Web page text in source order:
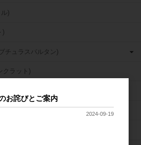
)
)
チュラスパルタン)
クラット)
)
タル)
お詫びとご案内
2024-09-19